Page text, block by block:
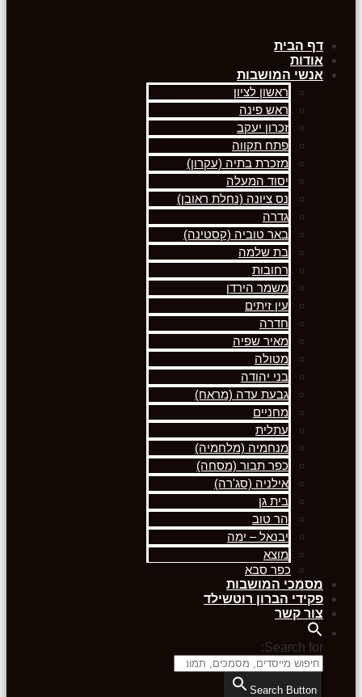
דף הבית
אודות
אנשי המושבות
ראשון לציון
ראש פינה
זכרון יעקב
פתח תקווה
מזכרת בתיה (עקרון)
יסוד המעלה
נס ציונה (נחלת ראובן)
גדרה
באר טוביה (קסטינה)
בת שלמה
רחובות
משמר הירדן
עין זיתים
חדרה
מאיר שפיה
מטולה
בני יהודה
גבעת עדה (מראח)
מחניים
עתלית
מנחמיה (מלחמיה)
כפר תבור (מסחה)
אילניה (סג'רה)
בית גן
הר טוב
יבנאל – ימה
מוצא
כפר סבא
מסמכי המושבות
פקידי הברון רוטשילד
צור קשר
Search for:
Search Button